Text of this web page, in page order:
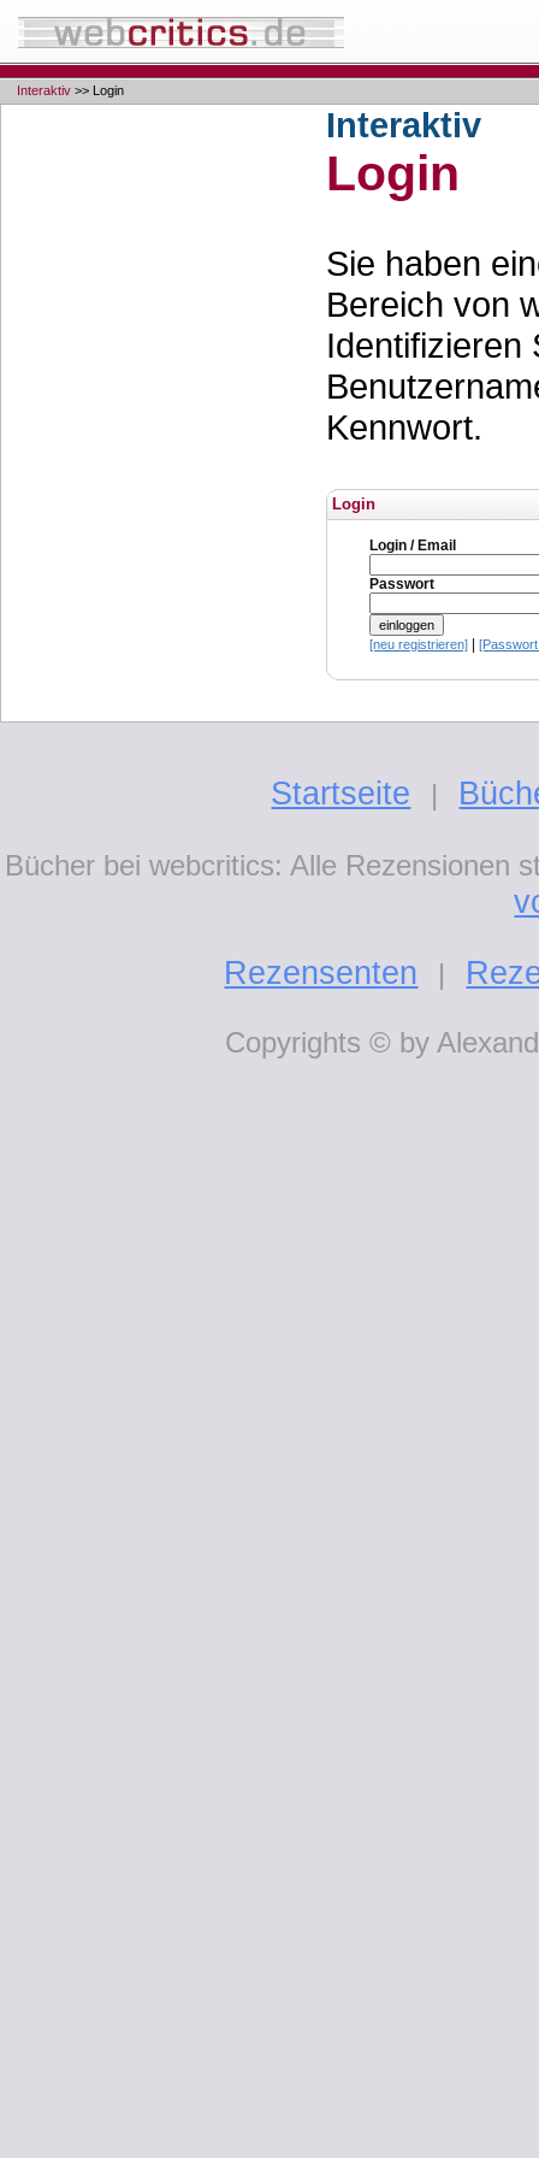
Interaktiv >> Login
Interaktiv
Login
Sie haben
Bereich von
Identifizieren
Kennwort.
Login
Login / Email
Passwort
[neu registrieren]
Startseite |
Bücher bei webcritics: Alle Rezensionen
Rezensenten
|
Copyrights © by